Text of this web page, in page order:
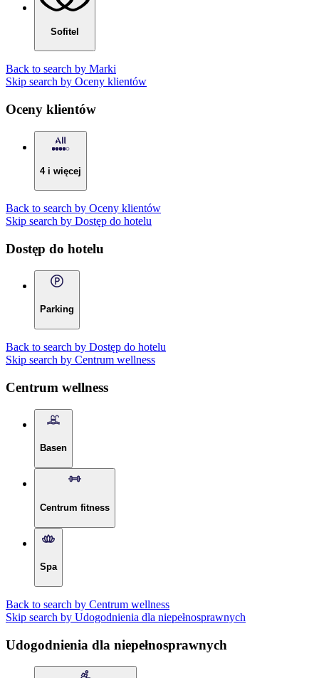
Sofitel
Back to search by Marki
Skip search by Oceny klientów
Oceny klientów
4 i więcej
Back to search by Oceny klientów
Skip search by Dostęp do hotelu
Dostęp do hotelu
Parking
Back to search by Dostęp do hotelu
Skip search by Centrum wellness
Centrum wellness
Basen
Centrum fitness
Spa
Back to search by Centrum wellness
Skip search by Udogodnienia dla niepełnosprawnych
Udogodnienia dla niepełnosprawnych